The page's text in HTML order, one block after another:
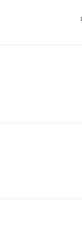
Légal